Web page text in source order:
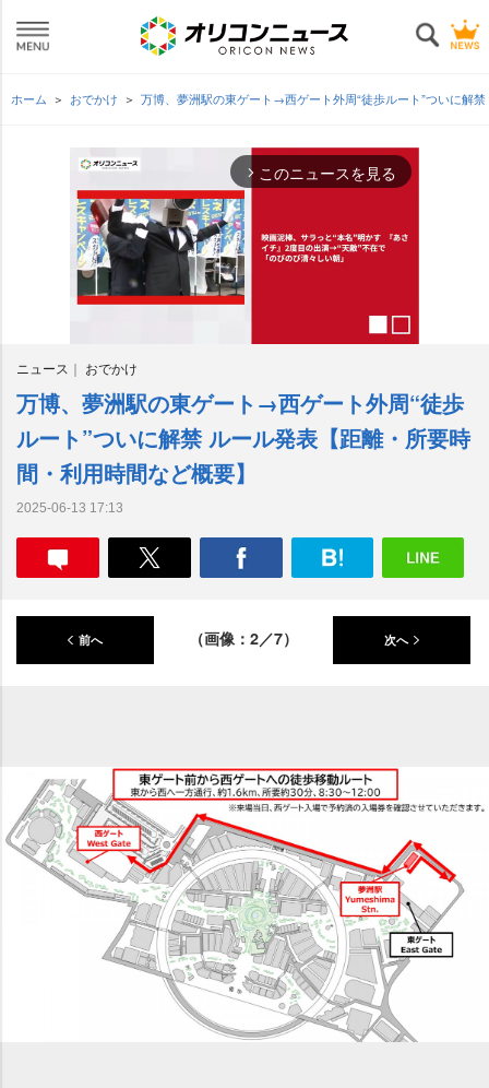
ホーム おでかけ 万博、夢洲駅の東ゲート→西ゲート外周“徒歩ルート”ついに解
arrow_forward_ios このニュースを見る
M
u
t
ニュース おでかけ
万博、夢洲駅の東ゲート→西ゲート外周“徒歩
ルート”ついに解禁 ルール発表【距離・所要時
間・利用時間など概要】
2025-06-13 17:13
前へ （画像：2／7） 次へ